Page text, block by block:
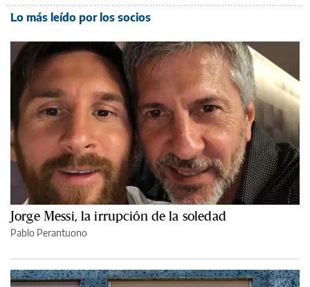
Lo más leído por los socios
Jorge Messi, la irrupción de la soledad
Pablo Perantuono